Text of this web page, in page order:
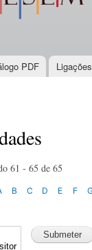
PDF
61 - 65 de 65
B C D E F